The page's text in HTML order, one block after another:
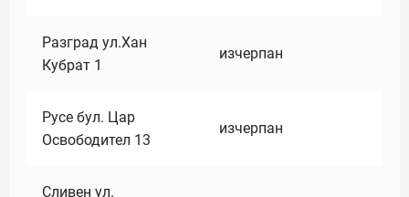
Разград ул.Хан
Кубрат 1
изчерпан
Русе бул. Цар
Освободител 13
изчерпан
Сливен ул.